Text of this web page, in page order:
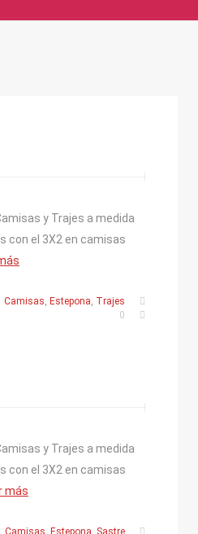
y Trajes a medida
con el 3X2 en camisas
Camisas, Estepona, Trajes
0
y Trajes a medida
con el 3X2 en camisas
más
Camisas, Estepona, Sastre